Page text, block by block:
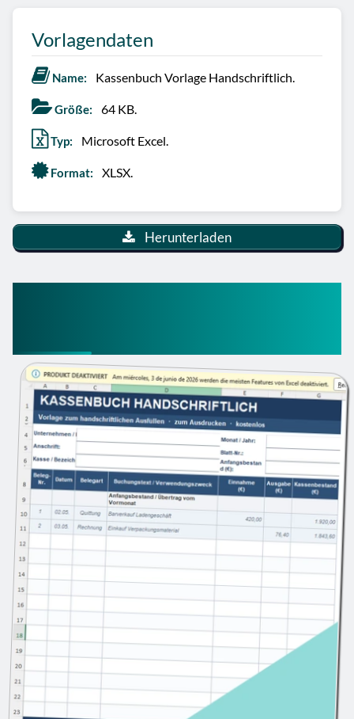
Vorlagendaten
Name: Kassenbuch Vorlage Handschriftlich.
Größe: 64 KB.
Typ: Microsoft Excel.
Format: XLSX.
Herunterladen